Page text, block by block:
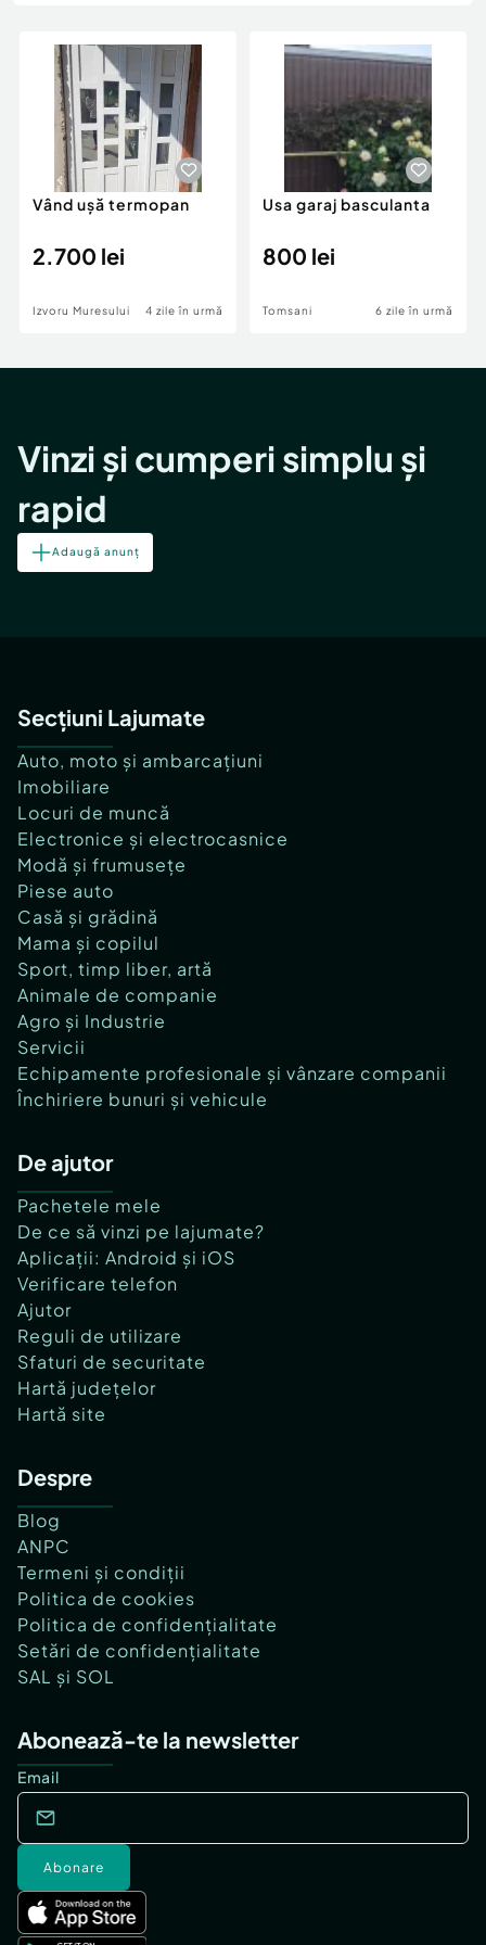
Animale de companie
Afaceri și echipamente profesionale
Inchiriere Bunuri si Vehicule
Piese auto si accesorii
Dacia Duster
Vând ușă termopan
2.700 lei
Izvoru Muresului 4 zile în urmă
Usa garaj basculanta
800 lei
Tomsani 6 zile în urmă
Vinzi și cumperi simplu și
rapid
Adaugă anunț
Secțiuni Lajumate
Auto, moto și ambarcațiuni
Imobiliare
Locuri de muncă
Electronice și electrocasnice
Modă și frumusețe
Piese auto
Casă și grădină
Mama și copilul
Sport, timp liber, artă
Animale de companie
Agro și Industrie
Servicii
Echipamente profesionale și vânzare companii
Închiriere bunuri și vehicule
De ajutor
Pachetele mele
De ce să vinzi pe lajumate?
Aplicații: Android și iOS
Verificare telefon
Ajutor
Reguli de utilizare
Sfaturi de securitate
Hartă județelor
Hartă site
Despre
Blog
ANPC
Termeni și condiții
Politica de cookies
Politica de confidențialitate
Setări de confidențialitate
SAL și SOL
Abonează-te la newsletter
Email
Abonare